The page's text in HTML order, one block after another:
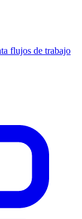
flujos de trabajo